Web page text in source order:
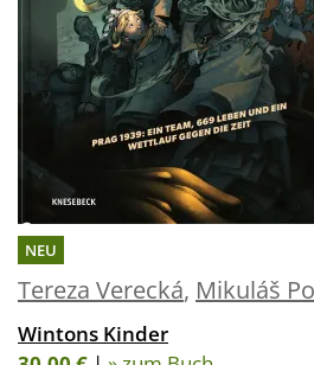
NEU
Tereza Verecká, Mikuláš
Wintons Kinder